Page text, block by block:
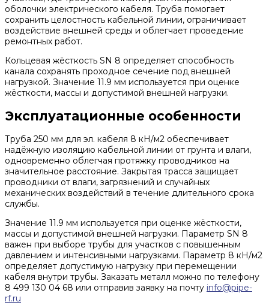
оболочки электрического кабеля. Труба помогает
сохранить целостность кабельной линии, ограничивает
воздействие внешней среды и облегчает проведение
ремонтных работ.
Кольцевая жёсткость SN 8 определяет способность
канала сохранять проходное сечение под внешней
нагрузкой. Значение 11.9 мм используется при оценке
жёсткости, массы и допустимой внешней нагрузки.
Эксплуатационные особенности
Труба 250 мм для эл. кабеля 8 кН/м2 обеспечивает
надёжную изоляцию кабельной линии от грунта и влаги,
одновременно облегчая протяжку проводников на
значительное расстояние. Закрытая трасса защищает
проводники от влаги, загрязнений и случайных
механических воздействий в течение длительного срока
службы.
Значение 11.9 мм используется при оценке жёсткости,
массы и допустимой внешней нагрузки. Параметр SN 8
важен при выборе трубы для участков с повышенным
давлением и интенсивными нагрузками. Параметр 8 кН/м2
определяет допустимую нагрузку при перемещении
кабеля внутри трубы. Заказать металл можно по телефону
8 499 130 04 68 или отправив заявку на почту info@pipe-
rf.ru